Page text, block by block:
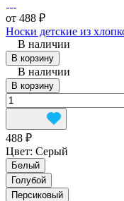
от 488 ₽
Носки детские из
В наличии
В корзину
В наличии
В корзину
488 ₽
Цвет: Серый
Белый
Голубой
Персиковый